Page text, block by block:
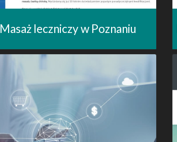
Masaż leczniczy w Poznaniu